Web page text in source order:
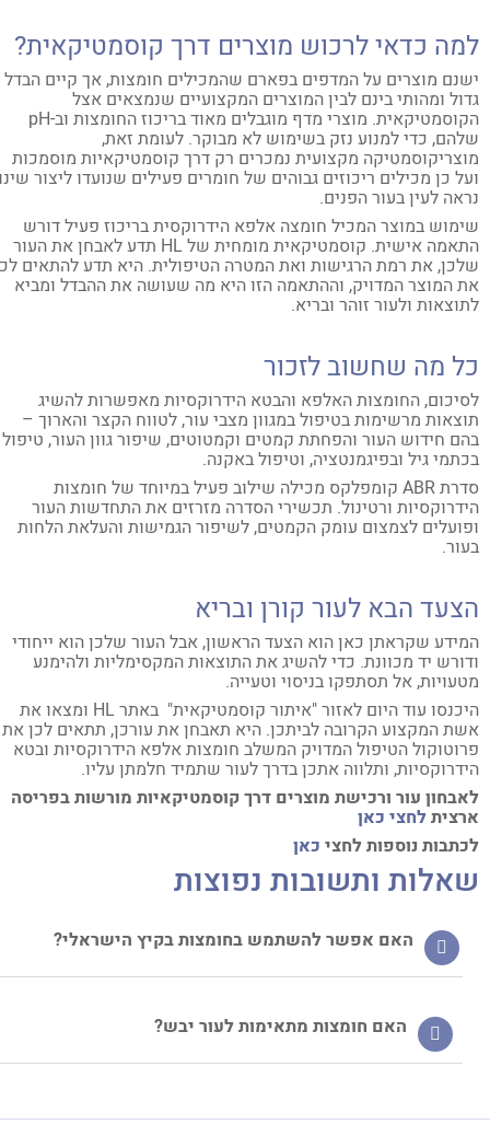
כדאי לרכוש מוצרים דרך קוסמטיקאית?
מוצרים על המדפים בפארם שהמכילים חומצות, אך קיים הבדל
ומהותי בינם לבין המוצרים המקצועיים שנמצאים אצל
הקוסמטיקאית. מוצרי מדף מוגבלים מאוד בריכוז החומצות וב-pH
כדי למנוע נזק בשימוש לא מבוקר. לעומת זאת,
מקצועית נמכרים רק דרך קוסמטיקאיות מוסמכות
כן מכילים ריכוזים גבוהים של חומרים פעילים שנועדו ליצור שינוי
לעין בעור הפנים.
במוצר המכיל חומצה אלפא הידרוקסית בריכוז פעיל דורש
התאמה אישית. קוסמטיקאית מומחית של HL תדע לאבחן את העור
את רמת הרגישות ואת המטרה הטיפולית. היא תדע להתאים לכן
המוצר המדויק, וההתאמה הזו היא מה שעושה את ההבדל ומביא
ולעור זוהר ובריא.
מה שחשוב לזכור
החומצות האלפא והבטא הידרוקסיות מאפשרות להשיג
מרשימות בטיפול במגוון מצבי עור, לטווח הקצר והארוך –
חידוש העור והפחתת קמטים וקמטוטים, שיפור גוון העור, טיפול
גיל ובפיגמנטציה, וטיפול באקנה.
סדרת ABR קומפלקס מכילה שילוב פעיל במיוחד של חומצות
ורטינול. תכשירי הסדרה מזרזים את התחדשות העור
לצמצום עומק הקמטים, לשיפור הגמישות והעלאת הלחות
הבא לעור קורן ובריא
שקראתן כאן הוא הצעד הראשון, אבל העור שלכן הוא ייחודי
יד מכוונת. כדי להשיג את התוצאות המקסימליות ולהימנע
אל תסתפקו בניסוי וטעייה.
היכנסו עוד היום לאזור "איתור קוסמטיקאית" באתר HL ומצאו את
המקצוע הקרובה לביתכן. היא תאבחן את עורכן, תתאים לכן את
הטיפול המדויק המשלב חומצות אלפא הידרוקסיות ובטא
ותלווה אתכן בדרך לעור שתמיד חלמתן עליו.
עור ורכישת מוצרים דרך קוסמטיקאיות מורשות בפריסה
לחצי כאן
נוספות לחציכאן
ותשובות נפוצות
האם אפשר להשתמש בחומצות בקיץ הישראלי?
האם חומצות מתאימות לעור יבש?